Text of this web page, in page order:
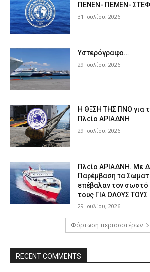
ΠΕΝΕΝ- ΠΕΜΕΝ-
31 Ιουλίου, 2026
Υστερόγραφο…
29 Ιουλίου, 2026
Η ΘΕΣΗ ΤΗΣ ΠΝΟ για
Πλοίο ΑΡΙΑΔΝΗ
29 Ιουλίου, 2026
Πλοίο ΑΡΙΑΔΝΗ. Με
Παρέμβαση τα
επέβαλαν τον
τους ΓΙΑ ΟΛΟΥΣ ΤΟΥΣ
29 Ιουλίου, 2026
Φόρτωση περισσοτέρων
RECENT COMMENTS